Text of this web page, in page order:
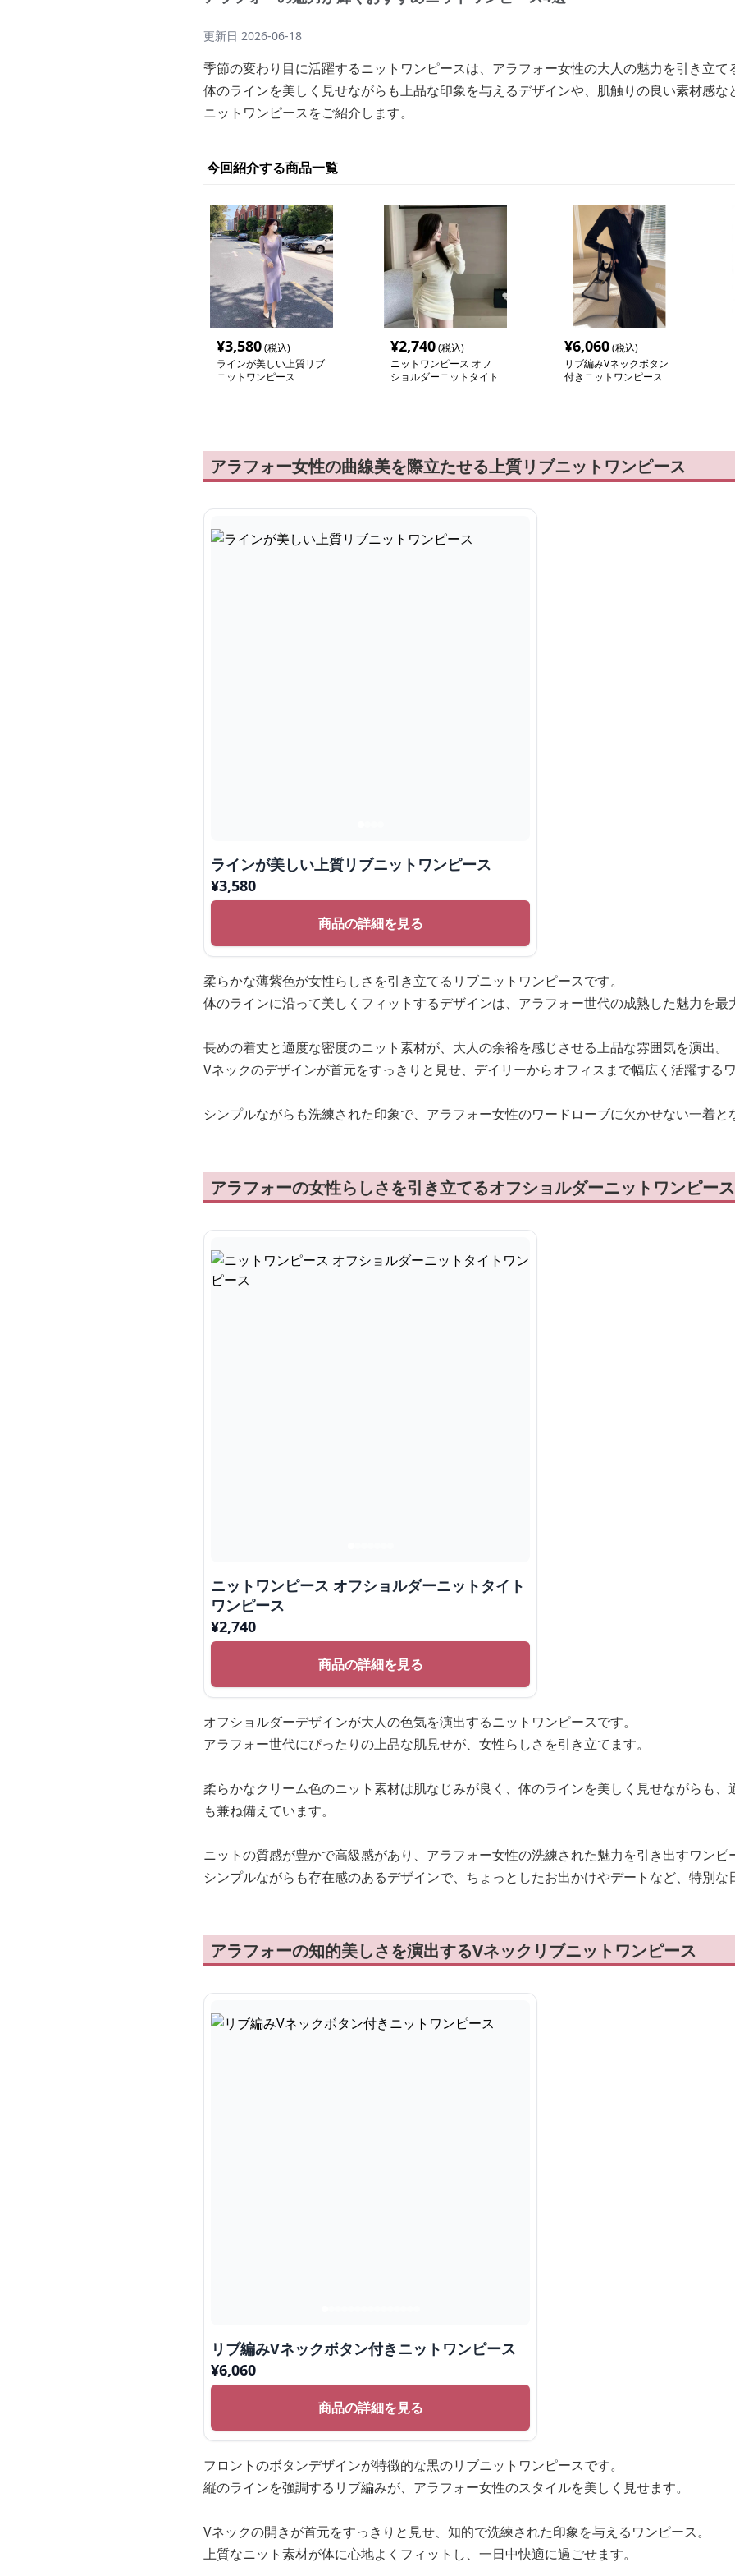
更新日 2026-06-18
季節の変わり目に活躍するニットワンピースは、アラフォー女性の大人の魅力を引き立て
体のラインを美しく見せながらも上品な印象を与えるデザインや、肌触りの良い素材感
ニットワンピースをご紹介します。
今回紹介する商品一覧
¥3,580(税込)
ラインが美しい上質リブ
ニットワンピース
¥2,740(税込)
ニットワンピース オフ
ショルダーニットタイト
¥6,060(税込)
リブ編みVネックボタン
付きニットワンピース
アラフォー女性の曲線美を際立たせる上質リブニットワンピース
ラインが美しい上質リブニットワンピース
¥3,580
商品の詳細を見る
柔らかな薄紫色が女性らしさを引き立てるリブニットワンピースです。
体のラインに沿って美しくフィットするデザインは、アラフォー世代の成熟した魅力を最
長めの着丈と適度な密度のニット素材が、大人の余裕を感じさせる上品な雰囲気を演出。
Vネックのデザインが首元をすっきりと見せ、デイリーからオフィスまで幅広く活躍するワ
シンプルながらも洗練された印象で、アラフォー女性のワードローブに欠かせない一着と
アラフォーの女性らしさを引き立てるオフショルダーニットワンピース
ニットワンピース オフショルダーニットタイト
ワンピース
¥2,740
商品の詳細を見る
オフショルダーデザインが大人の色気を演出するニットワンピースです。
アラフォー世代にぴったりの上品な肌見せが、女性らしさを引き立てます。
柔らかなクリーム色のニット素材は肌なじみが良く、体のラインを美しく見せながらも、
も兼ね備えています。
ニットの質感が豊かで高級感があり、アラフォー女性の洗練された魅力を引き出すワンピ
シンプルながらも存在感のあるデザインで、ちょっとしたお出かけやデートなど、特別な
アラフォーの知的美しさを演出するVネックリブニットワンピース
リブ編みVネックボタン付きニットワンピース
¥6,060
商品の詳細を見る
フロントのボタンデザインが特徴的な黒のリブニットワンピースです。
縦のラインを強調するリブ編みが、アラフォー女性のスタイルを美しく見せます。
Vネックの開きが首元をすっきりと見せ、知的で洗練された印象を与えるワンピース。
上質なニット素材が体に心地よくフィットし、一日中快適に過ごせます。